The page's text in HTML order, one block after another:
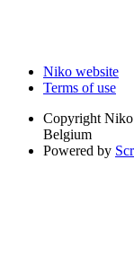
Niko website
Terms of use
Copyright Niko
Belgium
Powered by